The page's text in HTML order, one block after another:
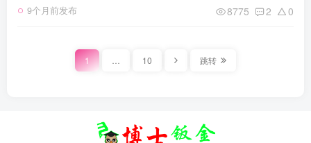
9个月前发布 8775 2 0
1 10 跳转